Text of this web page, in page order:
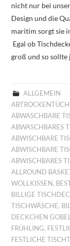
nicht nur bei
Design und die
maritim sorgt sie
Egal ob
groß und so sollte
ALLGEMEIN
ABWASCHBARE
ABWASCHBARES
ABWISCHBARE
ABWISCHBARE
ABWISCHBARES
ALLROUND
WOLLKISSEN ,
BILLIGE
TISCHWÄSCHE,
DECKCHEN
FRÜHLING,
FESTLICHE